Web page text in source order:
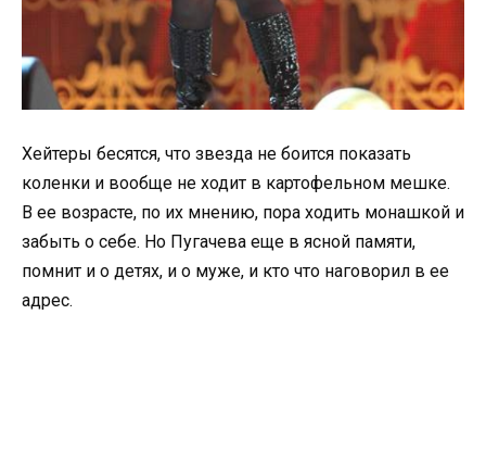
Хейтеры бесятся, что звезда не боится показать
коленки и вообще не ходит в картофельном мешке.
В ее возрасте, по их мнению, пора ходить монашкой и
забыть о себе. Но Пугачева еще в ясной памяти,
помнит и о детях, и о муже, и кто что наговорил в ее
адрес.